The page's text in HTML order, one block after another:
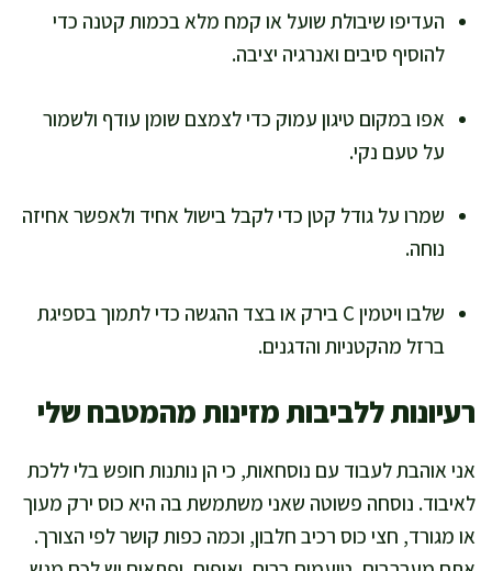
העדיפו שיבולת שועל או קמח מלא בכמות קטנה כדי
להוסיף סיבים ואנרגיה יציבה.
אפו במקום טיגון עמוק כדי לצמצם שומן עודף ולשמור
על טעם נקי.
שמרו על גודל קטן כדי לקבל בישול אחיד ולאפשר אחיזה
נוחה.
שלבו ויטמין C בירק או בצד ההגשה כדי לתמוך בספיגת
ברזל מהקטניות והדגנים.
רעיונות ללביבות מזינות מהמטבח שלי
אני אוהבת לעבוד עם נוסחאות, כי הן נותנות חופש בלי ללכת
לאיבוד. נוסחה פשוטה שאני משתמשת בה היא כוס ירק מעוך
או מגורד, חצי כוס רכיב חלבון, וכמה כפות קושר לפי הצורך.